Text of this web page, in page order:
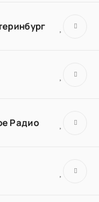
Радио